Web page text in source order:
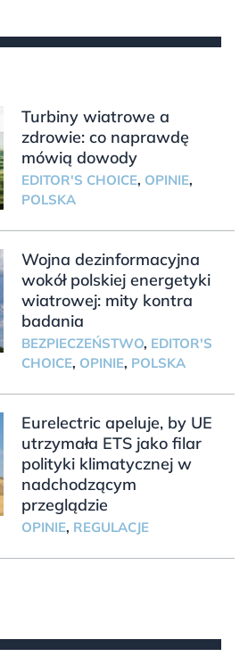
Turbiny wiatrowe a
zdrowie: co naprawdę
mówią dowody
EDITOR'S CHOICE, OPINIE,
POLSKA
Wojna dezinformacyjna
wokół polskiej energetyki
wiatrowej: mity kontra
badania
BEZPIECZEŃSTWO, EDITOR'S
CHOICE, OPINIE, POLSKA
Eurelectric apeluje, by UE
utrzymała ETS jako filar
polityki klimatycznej w
nadchodzącym
przeglądzie
OPINIE, REGULACJE